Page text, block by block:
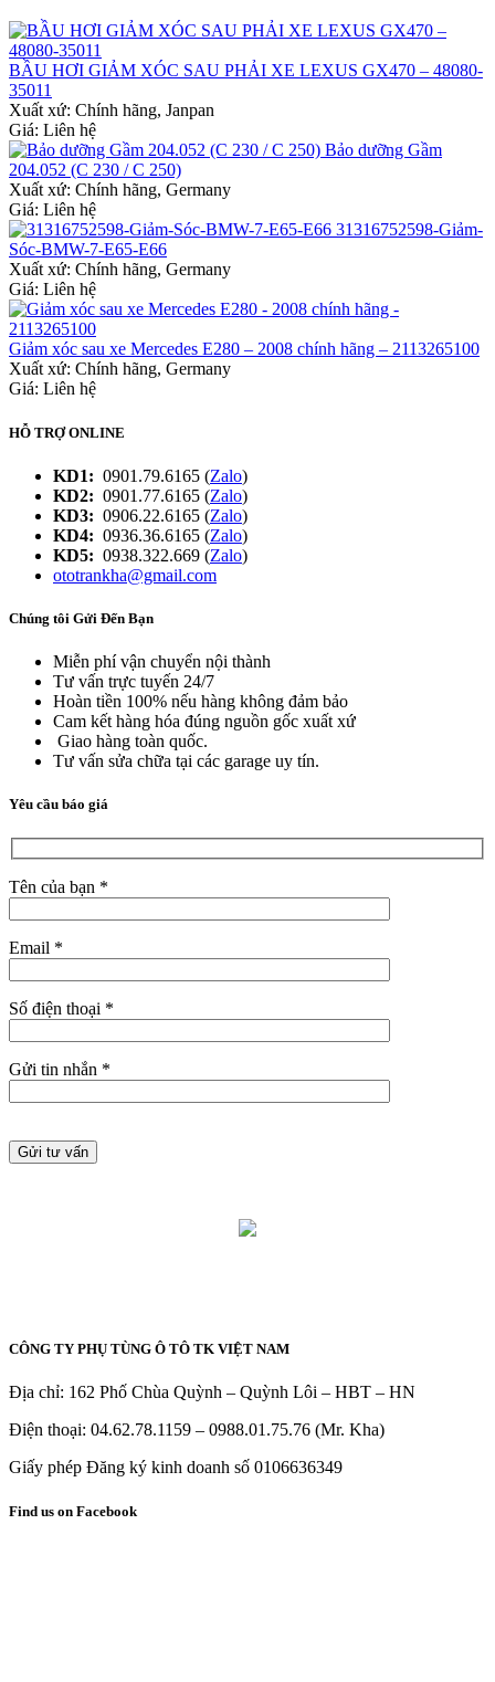
BẦU HƠI GIẢM XÓC SAU PHẢI XE LEXUS GX470 – 48080-
35011
Xuất xứ: Chính hãng, Janpan
Giá: Liên hệ
Bảo dưỡng Gầm
204.052 (C 230 / C 250)
Xuất xứ: Chính hãng, Germany
Giá: Liên hệ
31316752598-Giảm-
Sóc-BMW-7-E65-E66
Xuất xứ: Chính hãng, Germany
Giá: Liên hệ
Giảm xóc sau xe Mercedes E280 – 2008 chính hãng – 2113265100
Xuất xứ: Chính hãng, Germany
Giá: Liên hệ
HỖ TRỢ ONLINE
KD1: 0901.79.6165 (Zalo)
KD2: 0901.77.6165 (Zalo)
KD3: 0906.22.6165 (Zalo)
KD4: 0936.36.6165 (Zalo)
KD5: 0938.322.669 (Zalo)
ototrankha@gmail.com
Chúng tôi Gửi Đến Bạn
Miễn phí vận chuyển nội thành
Tư vấn trực tuyến 24/7
Hoàn tiền 100% nếu hàng không đảm bảo
Cam kết hàng hóa đúng nguồn gốc xuất xứ
Giao hàng toàn quốc.
Tư vấn sửa chữa tại các garage uy tín.
Yêu cầu báo giá
Tên của bạn *
Email *
Số điện thoại *
Gửi tin nhắn *
CÔNG TY PHỤ TÙNG Ô TÔ TK VIỆT NAM
Địa chỉ: 162 Phố Chùa Quỳnh – Quỳnh Lôi – HBT – HN
Điện thoại: 04.62.78.1159 – 0988.01.75.76 (Mr. Kha)
Giấy phép Đăng ký kinh doanh số 0106636349
Find us on Facebook